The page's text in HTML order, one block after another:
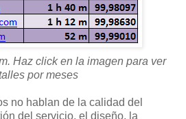
Haz click en la imagen para ver
por meses
no hablan de la calidad del
del servicio, el diseño, la